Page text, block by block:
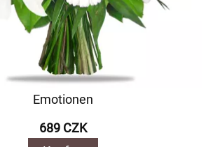
Emotionen
689 CZK